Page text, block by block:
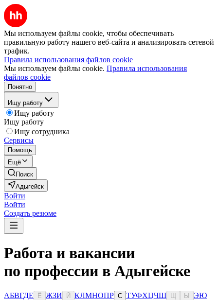
Мы используем файлы cookie, чтобы обеспечивать
правильную работу нашего веб-сайта и анализировать сетевой
трафик.
Правила использования файлов cookie
Мы используем файлы cookie. Правила использования
файлов cookie
Понятно
Ищу работу
Ищу работу
Ищу работу
Ищу сотрудника
Сервисы
Помощь
Ещё
Поиск
Адыгейск
Войти
Войти
Создать резюме
Работа и вакансии
по профессии в Адыгейске
АБВГДЕ Ё ЖЗИ Й КЛМНОПР С ТУФХЦЧШ Ы ЭЮ